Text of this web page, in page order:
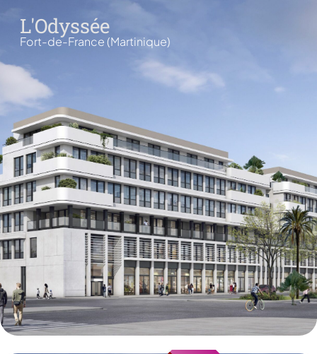
L'Odyssée
Fort-de-France (Martinique)